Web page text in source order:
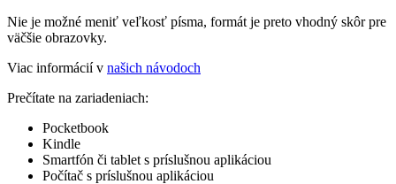
Nie je možné meniť veľkosť písma, formát je preto vhodný skôr pre
väčšie obrazovky.
Viac informácií v našich návodoch
Prečítate na zariadeniach:
Pocketbook
Kindle
Smartfón či tablet s príslušnou aplikáciou
Počítač s príslušnou aplikáciou